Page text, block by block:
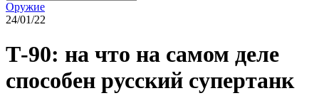
Оружие
24/01/22
Т-90: на что на самом деле
способен русский супертанк